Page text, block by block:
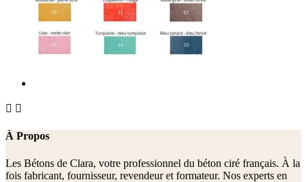
 
À Propos
Les Bétons de Clara, votre professionnel du béton ciré français. À la
fois fabricant, fournisseur, revendeur et formateur. Nos experts en